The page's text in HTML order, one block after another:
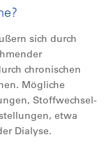
sich durch
chronischen
Mögliche
Stoffwechsel-
etwa
Dialyse.